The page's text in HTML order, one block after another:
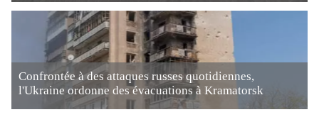
Confrontée à des attaques russes quotidiennes,
l'Ukraine ordonne des évacuations à Kramatorsk